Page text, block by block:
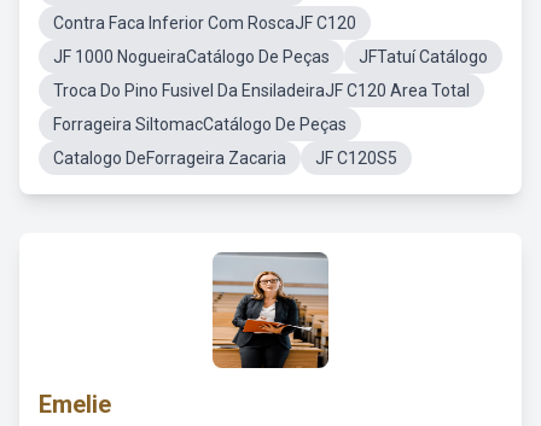
Contra Faca Inferior Com RoscaJF C120
JF 1000 NogueiraCatálogo De Peças
JFTatuí Catálogo
Troca Do Pino Fusivel Da EnsiladeiraJF C120 Area Total
Forrageira SiltomacCatálogo De Peças
Catalogo DeForrageira Zacaria
JF C120S5
Emelie